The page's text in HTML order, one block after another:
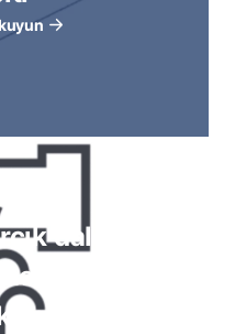
daldırma,
testleri ile
kontrolü